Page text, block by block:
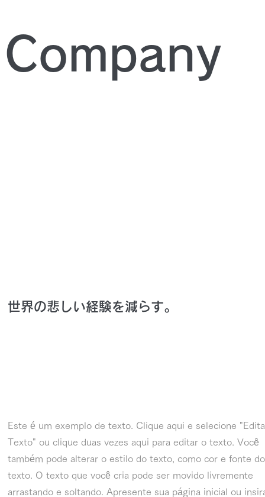
Company
世界の悲しい経験を減らす。
Este é um exemplo de texto. Clique aqui e selecione
Texto" ou clique duas vezes aqui para editar o texto. Você
também pode alterar o estilo do texto, como cor e fonte do
texto. O texto que você cria pode ser movido livremente
arrastando e soltando. Apresente sua página inicial ou